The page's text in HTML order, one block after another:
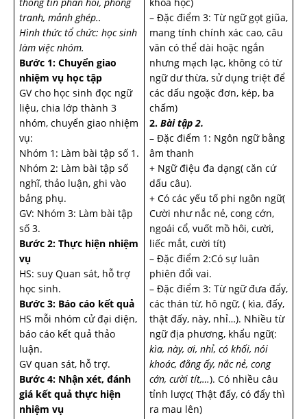
tranh, mảnh ghép..
Hình thức tổ chức: học sinh
làm việc nhóm.
Bước 1: Chuyển giao
nhiệm vụ học tập
GV cho học sinh đọc ngữ
liệu, chia lớp thành 3
nhóm, chuyển giao nhiệm
vụ:
Nhóm 1: Làm bài tập số 1.
Nhóm 2: Làm bài tập số
nghĩ, thảo luận, ghi vào
bảng phụ.
GV: Nhóm 3: Làm bài tập
số 3.
Bước 2: Thực hiện nhiệm
vụ
HS: suy Quan sát, hỗ trợ
học sinh.
Bước 3: Báo cáo kết quả
HS mỗi nhóm cử đại diện,
báo cáo kết quả thảo
luận.
GV quan sát, hỗ trợ.
Bước 4: Nhận xét, đánh
giá kết quả thực hiện
nhiệm vụ
– Đặc điểm 3: Từ ngữ gọt giũa,
mang tính chính xác cao, câu
văn có thể dài hoặc ngắn
nhưng mạch lạc, không có từ
ngữ dư thừa, sử dụng triệt để
các dấu ngoặc đơn, kép, ba
chấm)
2. Bài tập 2.
– Đặc điểm 1: Ngôn ngữ bằng
âm thanh
+ Ngữ điệu đa dạng( căn cứ
dấu câu).
+ Có các yếu tố phi ngôn ngữ(
Cười như nắc nẻ, cong cớn,
ngoái cổ, vuốt mồ hôi, cười,
liếc mắt, cười tít)
– Đặc điểm 2:Có sự luân
phiên đổi vai.
– Đặc điểm 3: Từ ngữ đưa đẩy,
các thán từ, hô ngữ, ( kìa, đấy,
thật đấy, này, nhỉ…). Nhiều từ
ngữ địa phương, khẩu ngữ(:
kìa, này, ơi, nhỉ, có khối, nói
khoác, đằng ấy, nắc nẻ, cong
cớn, cười tít,…). Có nhiều câu
tỉnh lược( Thật đấy, có đẩy thì
ra mau lên)